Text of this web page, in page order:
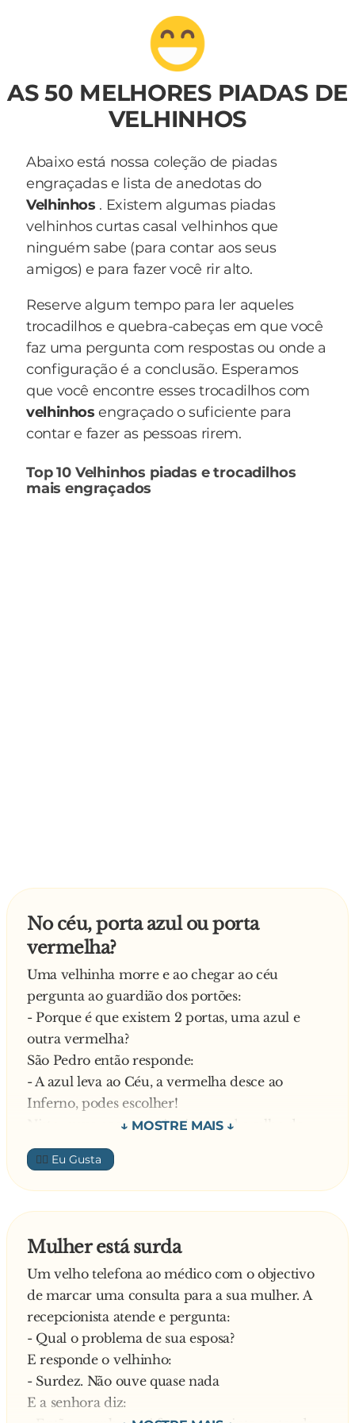
AS 50 MELHORES PIADAS DE
VELHINHOS
Abaixo está nossa coleção de piadas
engraçadas e lista de anedotas do
Velhinhos . Existem algumas piadas
velhinhos curtas casal velhinhos que
ninguém sabe (para contar aos seus
amigos) e para fazer você rir alto.
Reserve algum tempo para ler aqueles
trocadilhos e quebra-cabeças em que você
faz uma pergunta com respostas ou onde a
configuração é a conclusão. Esperamos
que você encontre esses trocadilhos com
velhinhosengraçado o suficiente para
contar e fazer as pessoas rirem.
Top 10 Velhinhos piadas e trocadilhos
mais engraçados
No céu, porta azul ou porta
vermelha?
Uma velhinha morre e ao chegar ao céu
pergunta ao guardião dos portões:
- Porque é que existem 2 portas, uma azul e
outra vermelha?
São Pedro então responde:
- A azul leva ao Céu, a vermelha desce ao
Inferno, podes escolher!
Nisto, ouve-se uma gritaria e um barulho de
berbequim atrás da porta azul.
- Mas o que é isto? – Pergunta a velhinha.
Responde São Pedro:
- Nada de especial, é apenas uma alma que
para pôr as asas.
A velhinha fica indecisa quando de repente
ouve uma nova gritaria atrás da porta azul.
Assustada, pergunta novamente:
- E esta gritaria o que é?
Responde de novo São Pedro:
- Nada, agora estão a furar a cabeça da alma
para pôr a auréola.
👍🏼
Mulher está surda
Um velho telefona ao médico com o objectivo
de marcar uma consulta para a sua mulher. A
recepcionista atende e pergunta:
- Qual o problema de sua esposa?
E responde o velhinho:
- Surdez. Não ouve quase nada
E a senhora diz: